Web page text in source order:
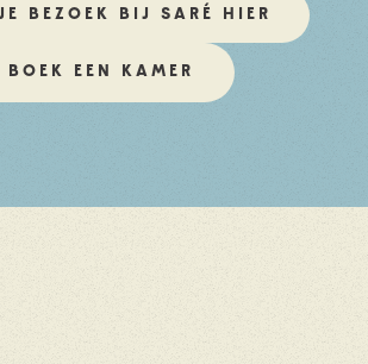
BEZOEK BIJ SARÉ HIER
BOEK EEN KAMER